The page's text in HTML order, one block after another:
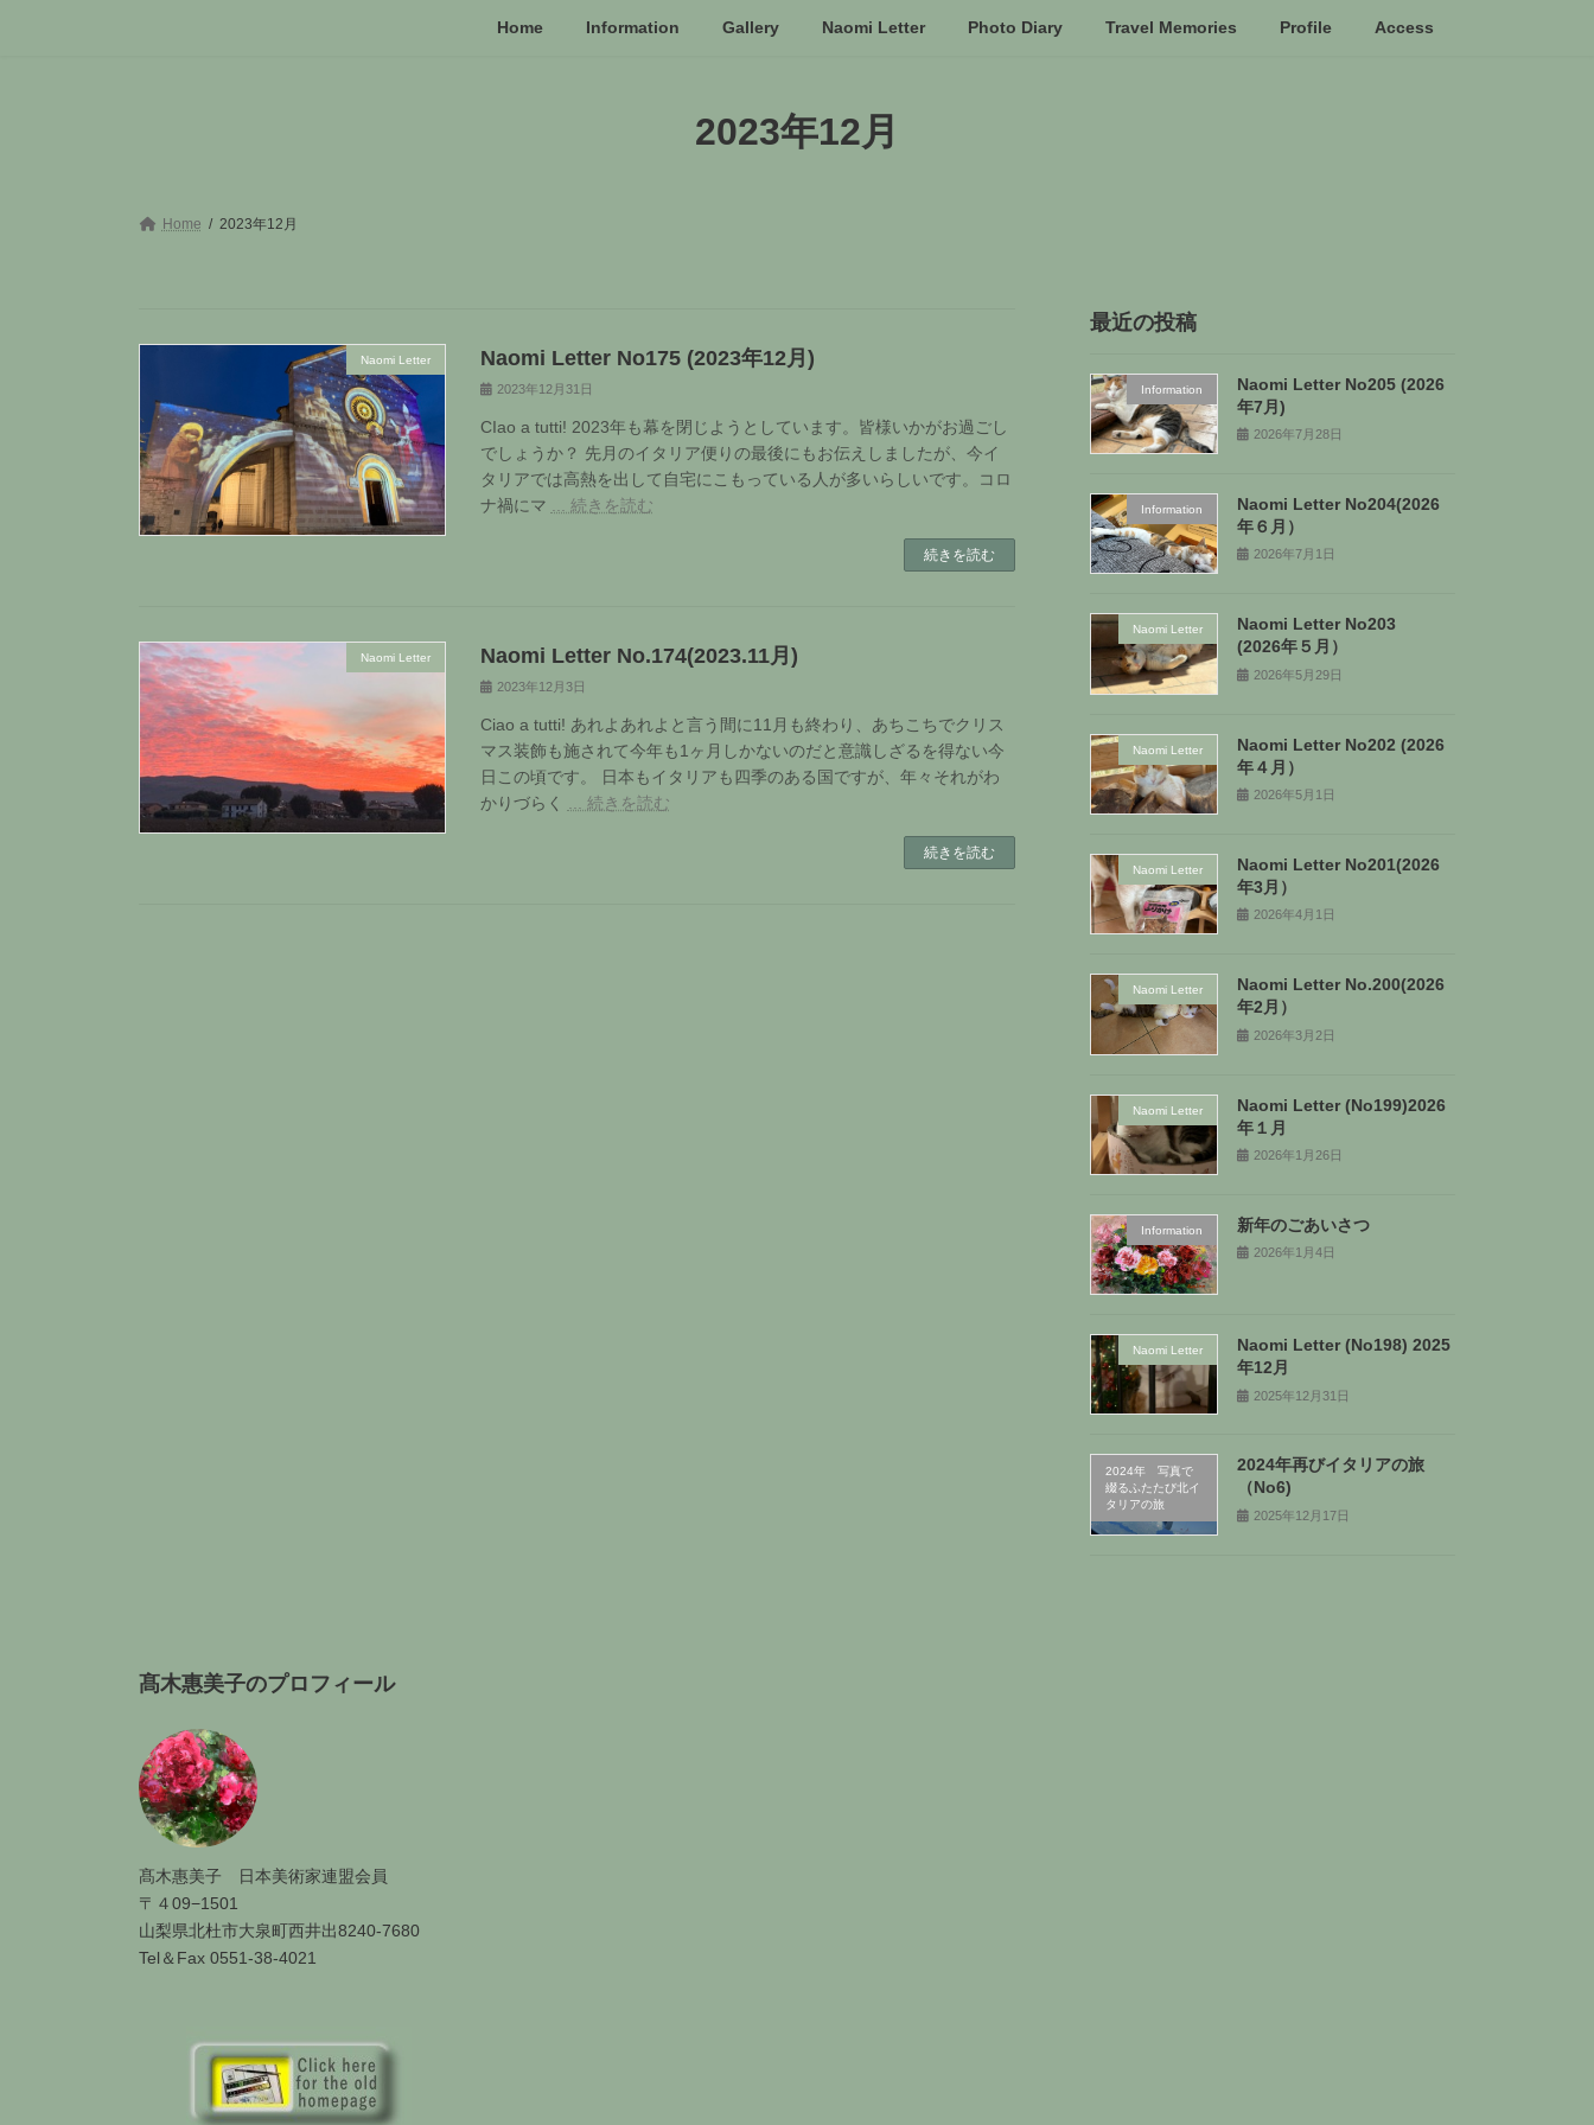
Home Information Gallery Naomi Letter Photo Diary Travel Memories Profile Access
2023年12月
Home 2023年12月
Naomi Letter Naomi Letter No175 (2023年12月)
2023年12月31日
CIao a tutti! 2023年も幕を閉じようとしています。皆様いかがお過ごし
でしょうか？ 先月のイタリア便りの最後にもお伝えしましたが、今イ
タリアでは高熱を出して自宅にこもっている人が多いらしいです。コロ
ナ禍にマ
... 続きを読む
続きを読む
Naomi Letter Naomi Letter No.174(2023.11月)
2023年12月3日
Ciao a tutti! あれよあれよと言う間に11月も終わり、あちこちでクリス
マス装飾も施されて今年も1ヶ月しかないのだと意識しざるを得ない今
日この頃です。 日本もイタリアも四季のある国ですが、年々それがわ
かりづらく
... 続きを読む
続きを読む
最近の投稿
Information
Naomi Letter No205 (2026
年7月)
2026年7月28日
Information
Naomi Letter No204(2026
年６月）
2026年7月1日
Naomi Letter
Naomi Letter No203
(2026年５月）
2026年5月29日
Naomi Letter
Naomi Letter No202 (2026
年４月）
2026年5月1日
Naomi Letter
Naomi Letter No201(2026
年3月）
2026年4月1日
Naomi Letter
Naomi Letter No.200(2026
年2月）
2026年3月2日
Naomi Letter
Naomi Letter (No199)2026
年１月
2026年1月26日
Information 新年のごあいさつ
2026年1月4日
Naomi Letter
Naomi Letter (No198) 2025
年12月
2025年12月31日
2024年 写真で
綴るふたたび北イ
タリアの旅
2024年再びイタリアの旅
（No6)
2025年12月17日
髙木惠美子のプロフィール
髙木惠美子 日本美術家連盟会員
〒４09−1501
山梨県北杜市大泉町西井出8240-7680
Tel＆Fax 0551-38-4021